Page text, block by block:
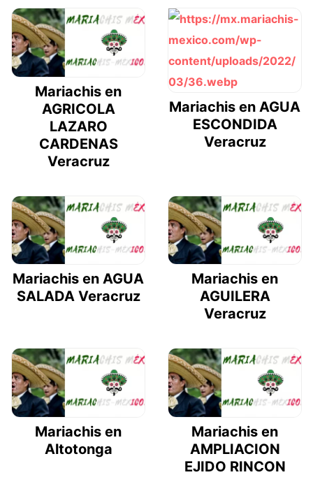
Mariachis en
AGRICOLA
LAZARO
CARDENAS
Veracruz
Mariachis en AGUA
ESCONDIDA
Veracruz
Mariachis en AGUA
SALADA Veracruz
Mariachis en
AGUILERA
Veracruz
Mariachis en
Altotonga
Mariachis en
AMPLIACION
EJIDO RINCON